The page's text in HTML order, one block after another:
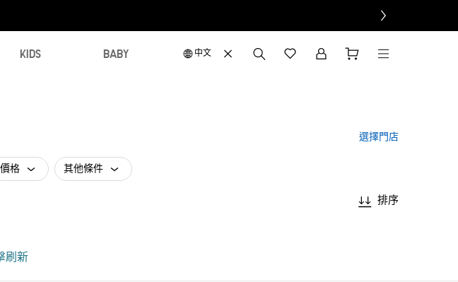
KIDS BABY 中文
選擇門店
價格 其他條件
排序
刷新